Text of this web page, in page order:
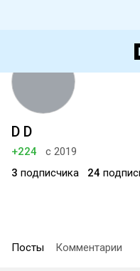
D D
+224
с 2019
3 подписчика 24
Посты Комментарии